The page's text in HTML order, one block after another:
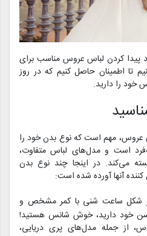
پیدا کردن لباس عروس مناسب برای
تا اطمینان حاصل کنیم که در روز
را دارید.
عروس، مهم است که نوع بدن خود را
است و مدل‌های لباس متفاوت،
می‌کند. در اینجا چند نوع بدن
آنها آورده شده است:
شکل ساعت شنی با کمر مشخص و
خود دارید، خوش شانس هستید!
از جمله مدل‌های پری دریایی،